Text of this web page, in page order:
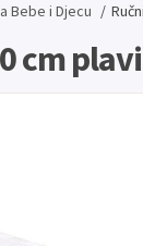
Bebe i Djecu /
cm